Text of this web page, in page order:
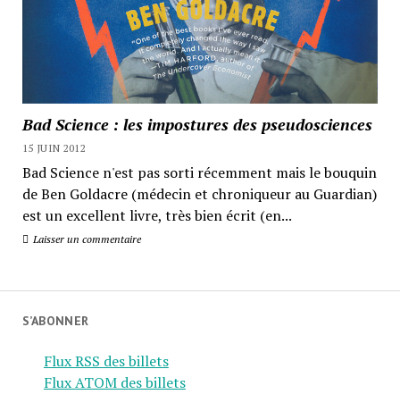
Bad Science : les impostures des pseudosciences
15 JUIN 2012
Bad Science n'est pas sorti récemment mais le bouquin
de Ben Goldacre (médecin et chroniqueur au Guardian)
est un excellent livre, très bien écrit (en...
Laisser un commentaire
S’ABONNER
Flux RSS des billets
Flux ATOM des billets